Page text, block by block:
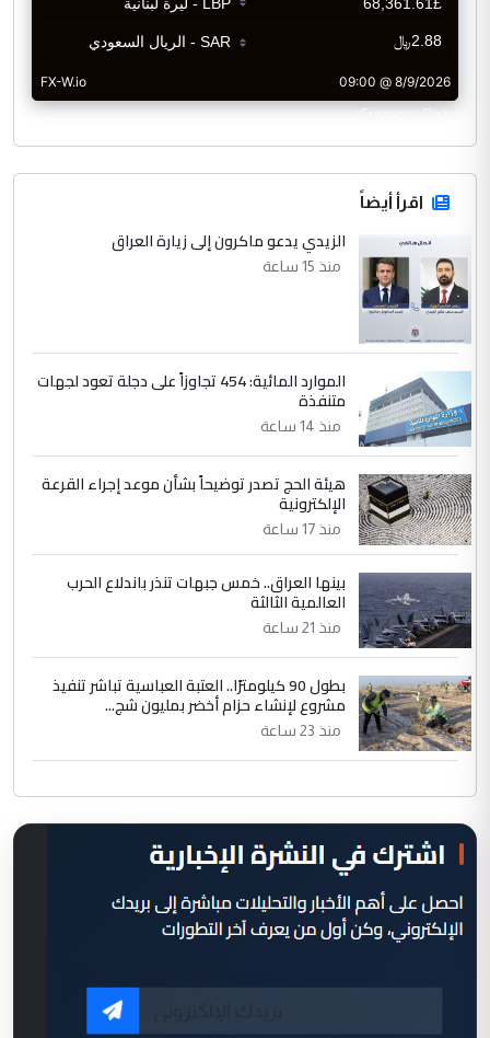
CurrencyRate
اقرأ أيضاً
الزيدي يدعو ماكرون إلى زيارة العراق
منذ 15 ساعة
الموارد المائية: 454 تجاوزاً على دجلة تعود لجهات
متنفذة
منذ 14 ساعة
هيئة الحج تصدر توضيحاً بشأن موعد إجراء القرعة
الإلكترونية
منذ 17 ساعة
بينها العراق.. خمس جبهات تنذر باندلاع الحرب
العالمية الثالثة
منذ 21 ساعة
بطول 90 كيلومترًا.. العتبة العباسية تباشر تنفيذ
مشروع لإنشاء حزام أخضر بمليون شج...
منذ 23 ساعة